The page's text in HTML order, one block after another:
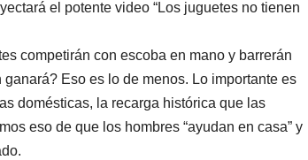
el potente video “Los juguetes no tienen
competirán con escoba en mano y barrerán
Eso es lo de menos. Lo importante es
domésticas, la recarga histórica que las
eso de que los hombres “ayudan en casa” y